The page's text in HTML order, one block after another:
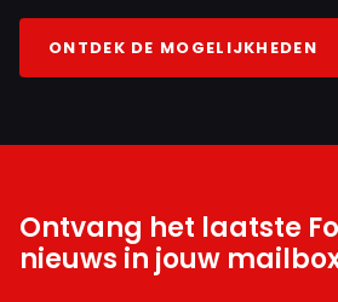
ONTDEK DE MOGELIJKHEDEN
Ontvang het laatste
nieuws in jouw